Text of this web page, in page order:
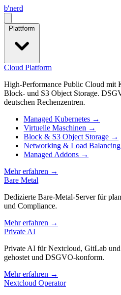
b'nerd
Plattform
Cloud Platform
High-Performance Public Cloud mit
Block- und S3 Object Storage.
deutschen Rechenzentren.
Managed Kubernetes →
Virtuelle Maschinen →
Block & S3 Object Storage →
Networking & Load Balancing
Managed Addons →
Mehr erfahren →
Bare Metal
Dedizierte Bare‑Metal‑Server für
und Compliance.
Mehr erfahren →
Private AI
Private AI für Nextcloud, GitLab
gehostet und DSGVO-konform.
Mehr erfahren →
Nextcloud Operator